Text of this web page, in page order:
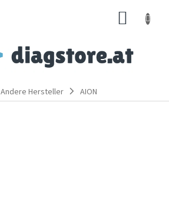
Andere Hersteller AION